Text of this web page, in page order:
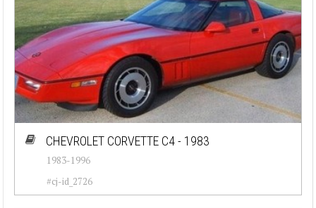
CHEVROLET CORVETTE C4 - 1983
1983-1996
#cj-id_2726